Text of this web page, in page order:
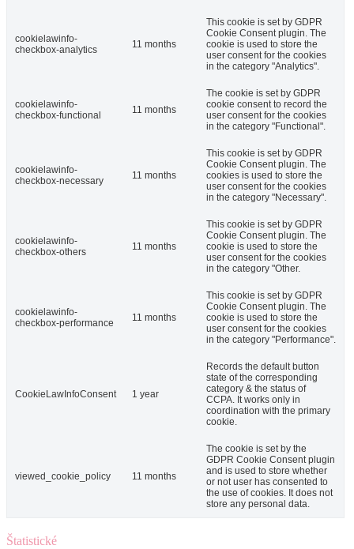
cookielawinfo-
checkbox-analytics
11 months
This cookie is set by GDPR
Cookie Consent plugin. The
cookie is used to store the
user consent for the cookies
in the category "Analytics".
cookielawinfo-
checkbox-functional
11 months
The cookie is set by GDPR
cookie consent to record the
user consent for the cookies
in the category "Functional".
cookielawinfo-
checkbox-necessary
11 months
This cookie is set by GDPR
Cookie Consent plugin. The
cookies is used to store the
user consent for the cookies
in the category "Necessary".
cookielawinfo-
checkbox-others
11 months
This cookie is set by GDPR
Cookie Consent plugin. The
cookie is used to store the
user consent for the cookies
in the category "Other.
cookielawinfo-
checkbox-performance
11 months
This cookie is set by GDPR
Cookie Consent plugin. The
cookie is used to store the
user consent for the cookies
in the category "Performance".
CookieLawInfoConsent 1 year
Records the default button
state of the corresponding
category & the status of
CCPA. It works only in
coordination with the primary
cookie.
viewed_cookie_policy 11 months
The cookie is set by the
GDPR Cookie Consent plugin
and is used to store whether
or not user has consented to
the use of cookies. It does not
store any personal data.
Štatistické